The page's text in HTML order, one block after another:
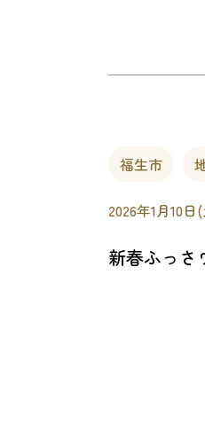
福生市
2026年1月10日
新春ふっさ